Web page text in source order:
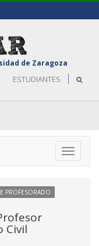
de Zaragoza
ESTUDIANTES
Toggle
PROFESORADO
Civil